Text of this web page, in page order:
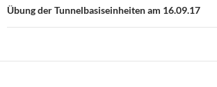
Übung der Tunnelbasiseinheiten am 16.09.17